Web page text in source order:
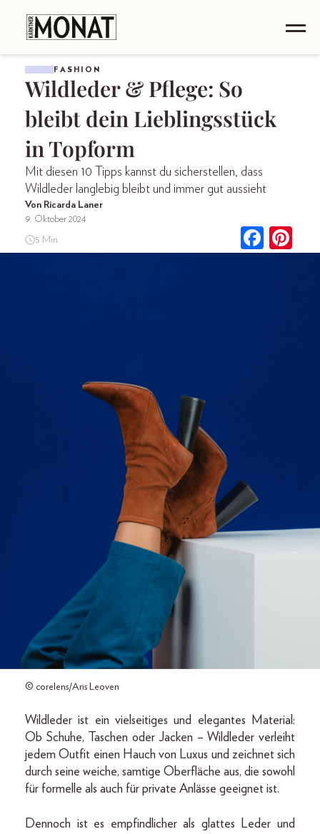
FASHION
Wildleder & Pflege: So
bleibt dein Lieblingsstück
in Topform
Mit diesen 10 Tipps kannst du sicherstellen, dass
Wildleder langlebig bleibt und immer gut aussieht
Von Ricarda Laner
9. Oktober 2024
5 Min.
© corelens/Aris Leoven
Wildleder ist ein vielseitiges und elegantes Material:
Ob Schuhe, Taschen oder Jacken – Wildleder verleiht
jedem Outfit einen Hauch von Luxus und zeichnet sich
durch seine weiche, samtige Oberfläche aus, die sowohl
für formelle als auch für private Anlässe geeignet ist.
Dennoch ist es empfindlicher als glattes Leder und